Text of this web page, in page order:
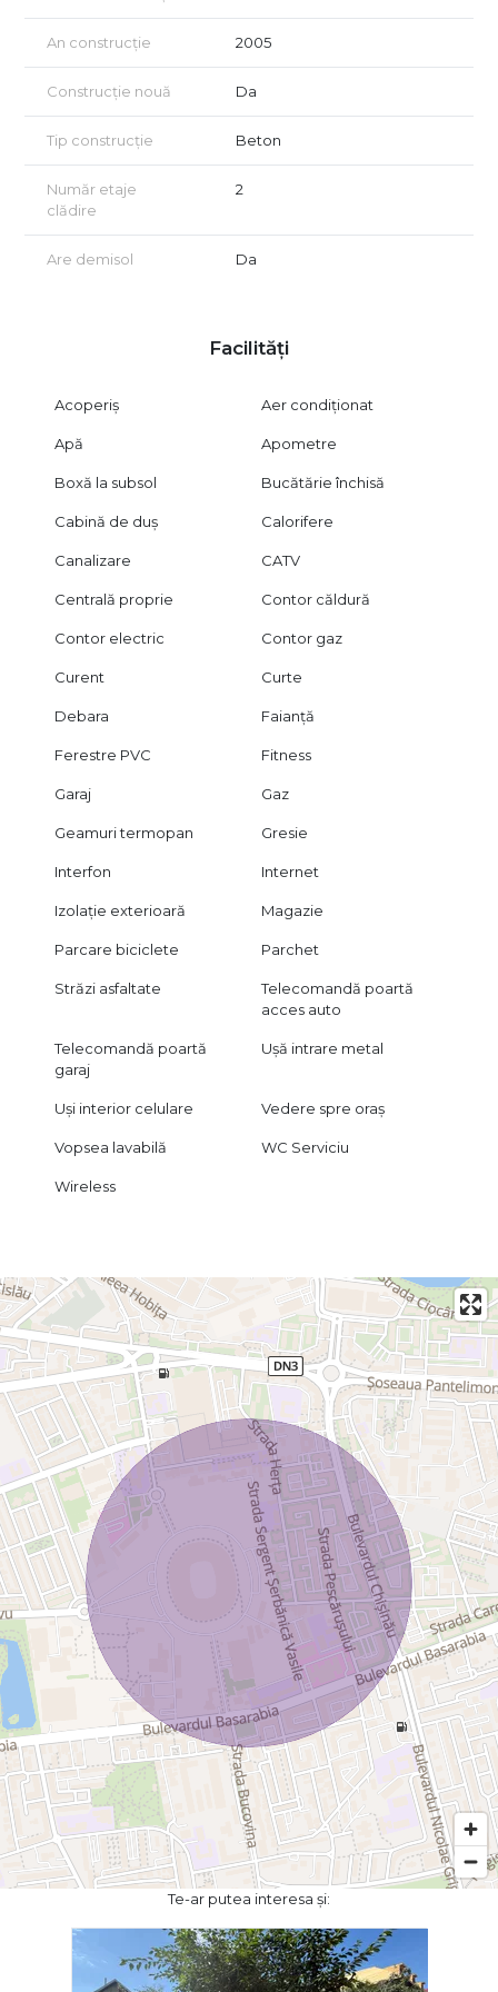
stăm cu drag la dispozitie.
An construcție 2005
Construcție nouă Da
Tip construcție Beton
Număr etaje
clădire
2
Are demisol Da
Facilități
Acoperiș Aer condiționat
Apă Apometre
Boxă la subsol Bucătărie închisă
Cabină de duș Calorifere
Canalizare CATV
Centrală proprie Contor căldură
Contor electric Contor gaz
Curent Curte
Debara Faianță
Ferestre PVC Fitness
Garaj Gaz
Geamuri termopan Gresie
Interfon Internet
Izolație exterioară Magazie
Parcare biciclete Parchet
Străzi asfaltate
Telecomandă poartă
acces auto
Telecomandă poartă
garaj
Ușă intrare metal
Uși interior celulare Vedere spre oraș
Vopsea lavabilă WC Serviciu
Wireless
Te-ar putea interesa și: